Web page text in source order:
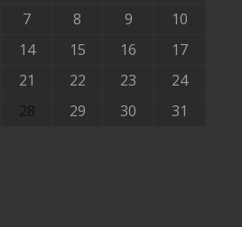
7 8 9
10
14 15 16
17
21 22 23
24
28 29 30 31